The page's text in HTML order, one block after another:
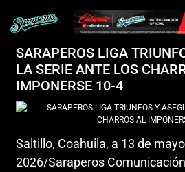
SARAPEROS LIGA
LA SERIE ANTE LOS
IMPONERSE 10-4
Saltillo, Coahuila, a 13 de
2026/Saraperos